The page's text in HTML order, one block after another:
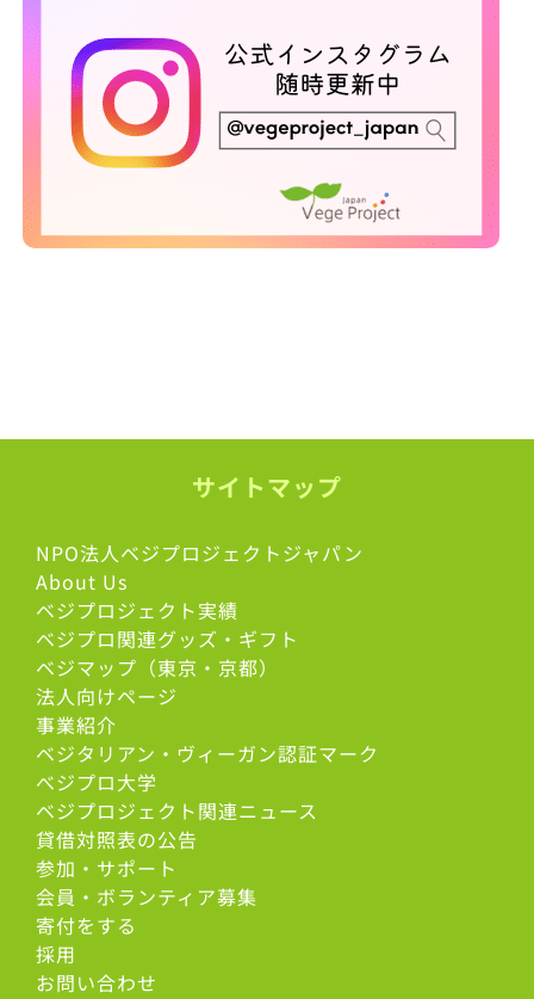
サイトマップ
NPO法人ベジプロジェクトジャパン
About Us
ベジプロジェクト実績
ベジプロ関連グッズ・ギフト
ベジマップ（東京・京都）
法人向けページ
事業紹介
ベジタリアン・ヴィーガン認証マーク
べジプロ大学
ベジプロジェクト関連ニュース
貸借対照表の公告
参加・サポート
会員・ボランティア募集
寄付をする
採用
お問い合わせ